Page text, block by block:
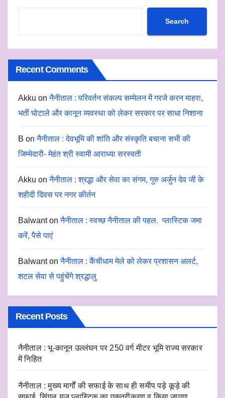
Search
Recent Comments
Akku onनैनीताल : परिवर्तन संकल्प सम्मेलन में गरजे करन माहरा,
भर्ती घोटाले और कानून व्यवस्था को लेकर सरकार पर साधा निशाना
B onनैनीताल : देवभूमि की शांति और संस्कृति बचाना सभी की
जिम्मेदारी- मेहंत श्री स्वामी आराध्या सरस्वती
Akku onनैनीताल : श्रद्धा और सेवा का संगम, गुरु अर्जुन देव जी के
शहीदी दिवस पर नगर कीर्तन
Balwantonनैनीताल : स्वच्छ नैनीताल की पहल. प्लास्टिक जमा
करें, पैसे पाएं
Balwantonनैनीताल : कैंचीधाम मेले को लेकर प्रशासन अलर्ट,
शटल सेवा से पहुंचेंगे श्रद्धालु
Recent Posts
नैनीताल : भू-कानून उल्लंघन पर 250 वर्ग मीटर भूमि राज्य सरकार
में निहित
नैनीताल : मुख्य मार्गों की सफाई के साथ ही समीप पड़े कूड़े की